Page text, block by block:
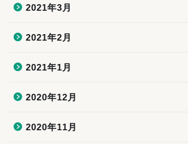
2021年3月
2021年2月
2021年1月
2020年12月
2020年11月